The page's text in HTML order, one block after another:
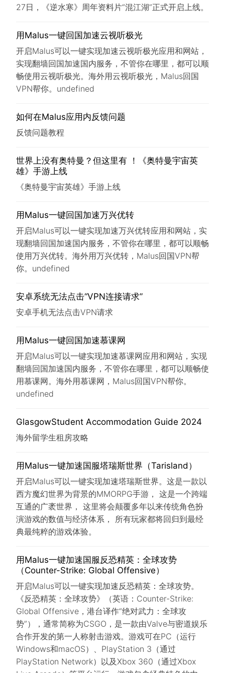
27日，《逆水寒》周年资料片“混江湖”正式开启上线。
用Malus一键回国加速云视听极光
开启Malus可以一键实现加速云视听极光应用和网站，
实现翻墙回国加速国内服务，不管你在哪里，都可以顺
畅使用云视听极光。海外用云视听极光，Malus回国
VPN帮你。undefined
如何在Malus应用内反馈问题
反馈问题教程
世界上没有奥特曼？但这里有 ！《奥特曼宇宙英
雄》手游上线
《奥特曼宇宙英雄》手游上线
用Malus一键回国加速万兴优转
开启Malus可以一键实现加速万兴优转应用和网站，实
现翻墙回国加速国内服务，不管你在哪里，都可以顺畅
使用万兴优转。海外用万兴优转，Malus回国VPN帮
你。undefined
安卓系统无法点击“VPN连接请求”
安卓手机无法点击VPN请求
用Malus一键回国加速慕课网
开启Malus可以一键实现加速慕课网应用和网站，实现
翻墙回国加速国内服务，不管你在哪里，都可以顺畅使
用慕课网。海外用慕课网，Malus回国VPN帮你。
undefined
GlasgowStudent Accommodation Guide 2024
海外留学生租房攻略
用Malus一键加速国服塔瑞斯世界（Tarisland）
开启Malus可以一键实现加速塔瑞斯世界。这是一款以
西方魔幻世界为背景的MMORPG手游， 这是一个跨端
互通的广袤世界， 这里将会颠覆多年以来传统角色扮
演游戏的数值与经济体系， 所有玩家都将回归到最经
典最纯粹的游戏体验。
用Malus一键加速国服反恐精英：全球攻势
（Counter-Strike: Global Offensive）
开启Malus可以一键实现加速反恐精英：全球攻势。
《反恐精英：全球攻势》（英语：Counter-Strike:
Global Offensive，港台译作“绝对武力：全球攻
势”），通常简称为CSGO，是一款由Valve与密道娱乐
合作开发的第一人称射击游戏。游戏可在PC（运行
Windows和macOS）、PlayStation 3（通过
PlayStation Network）以及Xbox 360（通过Xbox